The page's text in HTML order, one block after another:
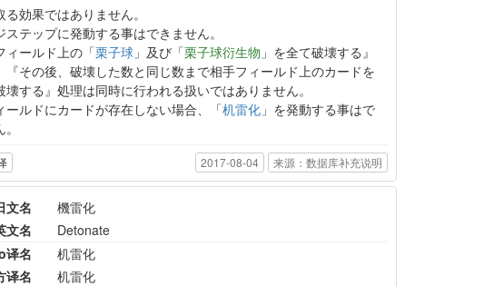
る効果ではありません。
ステップに発動する事はできません。
ィールド上の「栗子球 」及び「栗子球衍生物 」を全て破壊する』
『その後、破壊した数と同じ数まで相手フィールド上のカードを
壊する』処理は同時に行われる扱いではありません。
ールドにカードが存在しない場合、「机雷化 」を発動する事はで
2017-08-04 来源：数据库补充说明
文名
機雷化
文名
Detonate
译名
机雷化
译名
机雷化